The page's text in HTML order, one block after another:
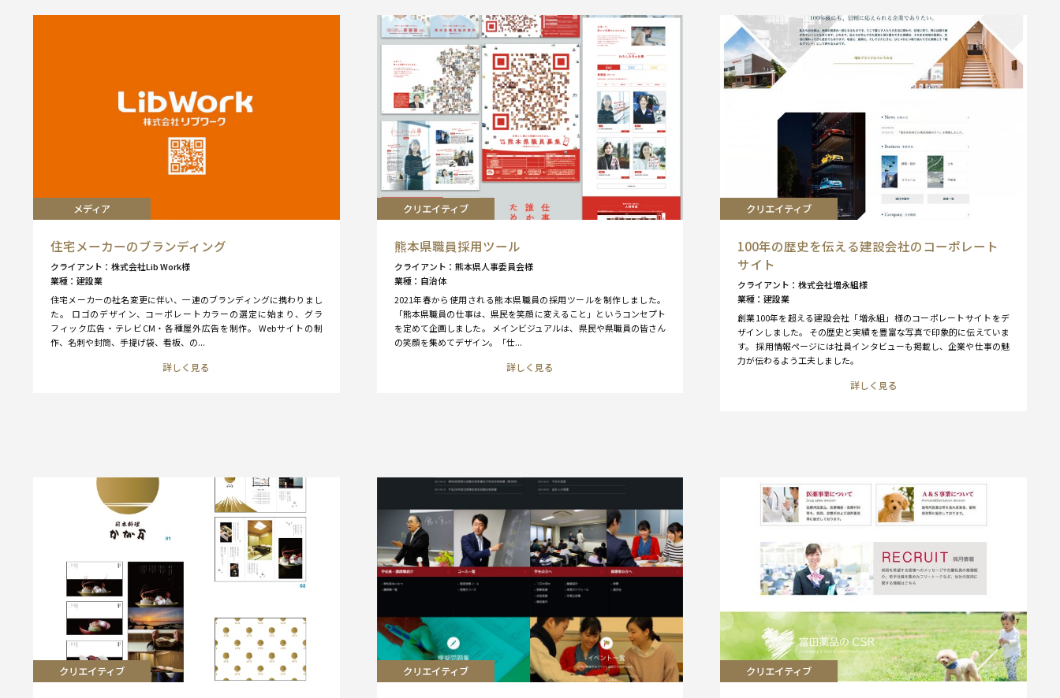
メディア
住宅メーカーのブランディング
クライアント
株式会社Lib Work様
業種
建設業
住宅メーカーの社名変更に伴い、一連のブランディングに携わりまし
た。 ロゴのデザイン、コーポレートカラーの選定に始まり、グラ
フィック広告・テレビCM・各種屋外広告を制作。 Webサイトの制
作、名刺や封筒、手提げ袋、看板、の...
詳しく見る
クリエイティブ
熊本県職員採用ツール
クライアント
熊本県人事委員会様
業種
自治体
2021年春から使用される熊本県職員の採用ツールを制作しました。
「熊本県職員の仕事は、県民を笑顔に変えること」というコンセプト
を定めて企画しました。 メインビジュアルは、県民や県職員の皆さん
の笑顔を集めてデザイン。「仕...
詳しく見る
クリエイティブ
100年の歴史を伝える建設会社のコーポレート
サイト
クライアント
株式会社増永組様
業種
建設業
創業100年を超える建設会社「増永組」様のコーポレートサイトをデ
ザインしました。 その歴史と実績を豊富な写真で印象的に伝えていま
す。 採用情報ページには社員インタビューも掲載し、企業や仕事の魅
力が伝わるよう工夫しました。
詳しく見る
クリエイティブ クリエイティブ クリエイティブ